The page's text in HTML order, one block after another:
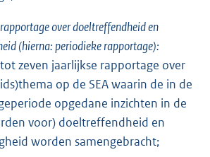
over doeltreffendheid en
(hierna: periodieke rapportage):
zeven jaarlijkse rapportage over
op de SEA waarin de in de
opgedane inzichten in de
voor) doeltreffendheid en
worden samengebracht;